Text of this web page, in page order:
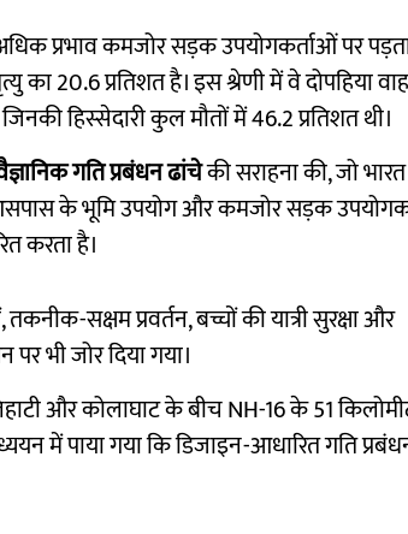
प्रभाव कमजोर सड़क उपयोगकर्ताओं पर
का 20.6 प्रतिशत है। इस श्रेणी में वे दोपहिया
हिस्सेदारी कुल मौतों में 46.2 प्रतिशत थी।
गति प्रबंधन ढांचेकी सराहना की, जो
के भूमि उपयोग और कमजोर सड़क
करता है।
तकनीक-सक्षम प्रवर्तन, बच्चों की यात्री सुरक्षा और
भी जोर दिया गया।
और कोलाघाट के बीच NH-16 के 51
में पाया गया कि डिजाइन-आधारित गति